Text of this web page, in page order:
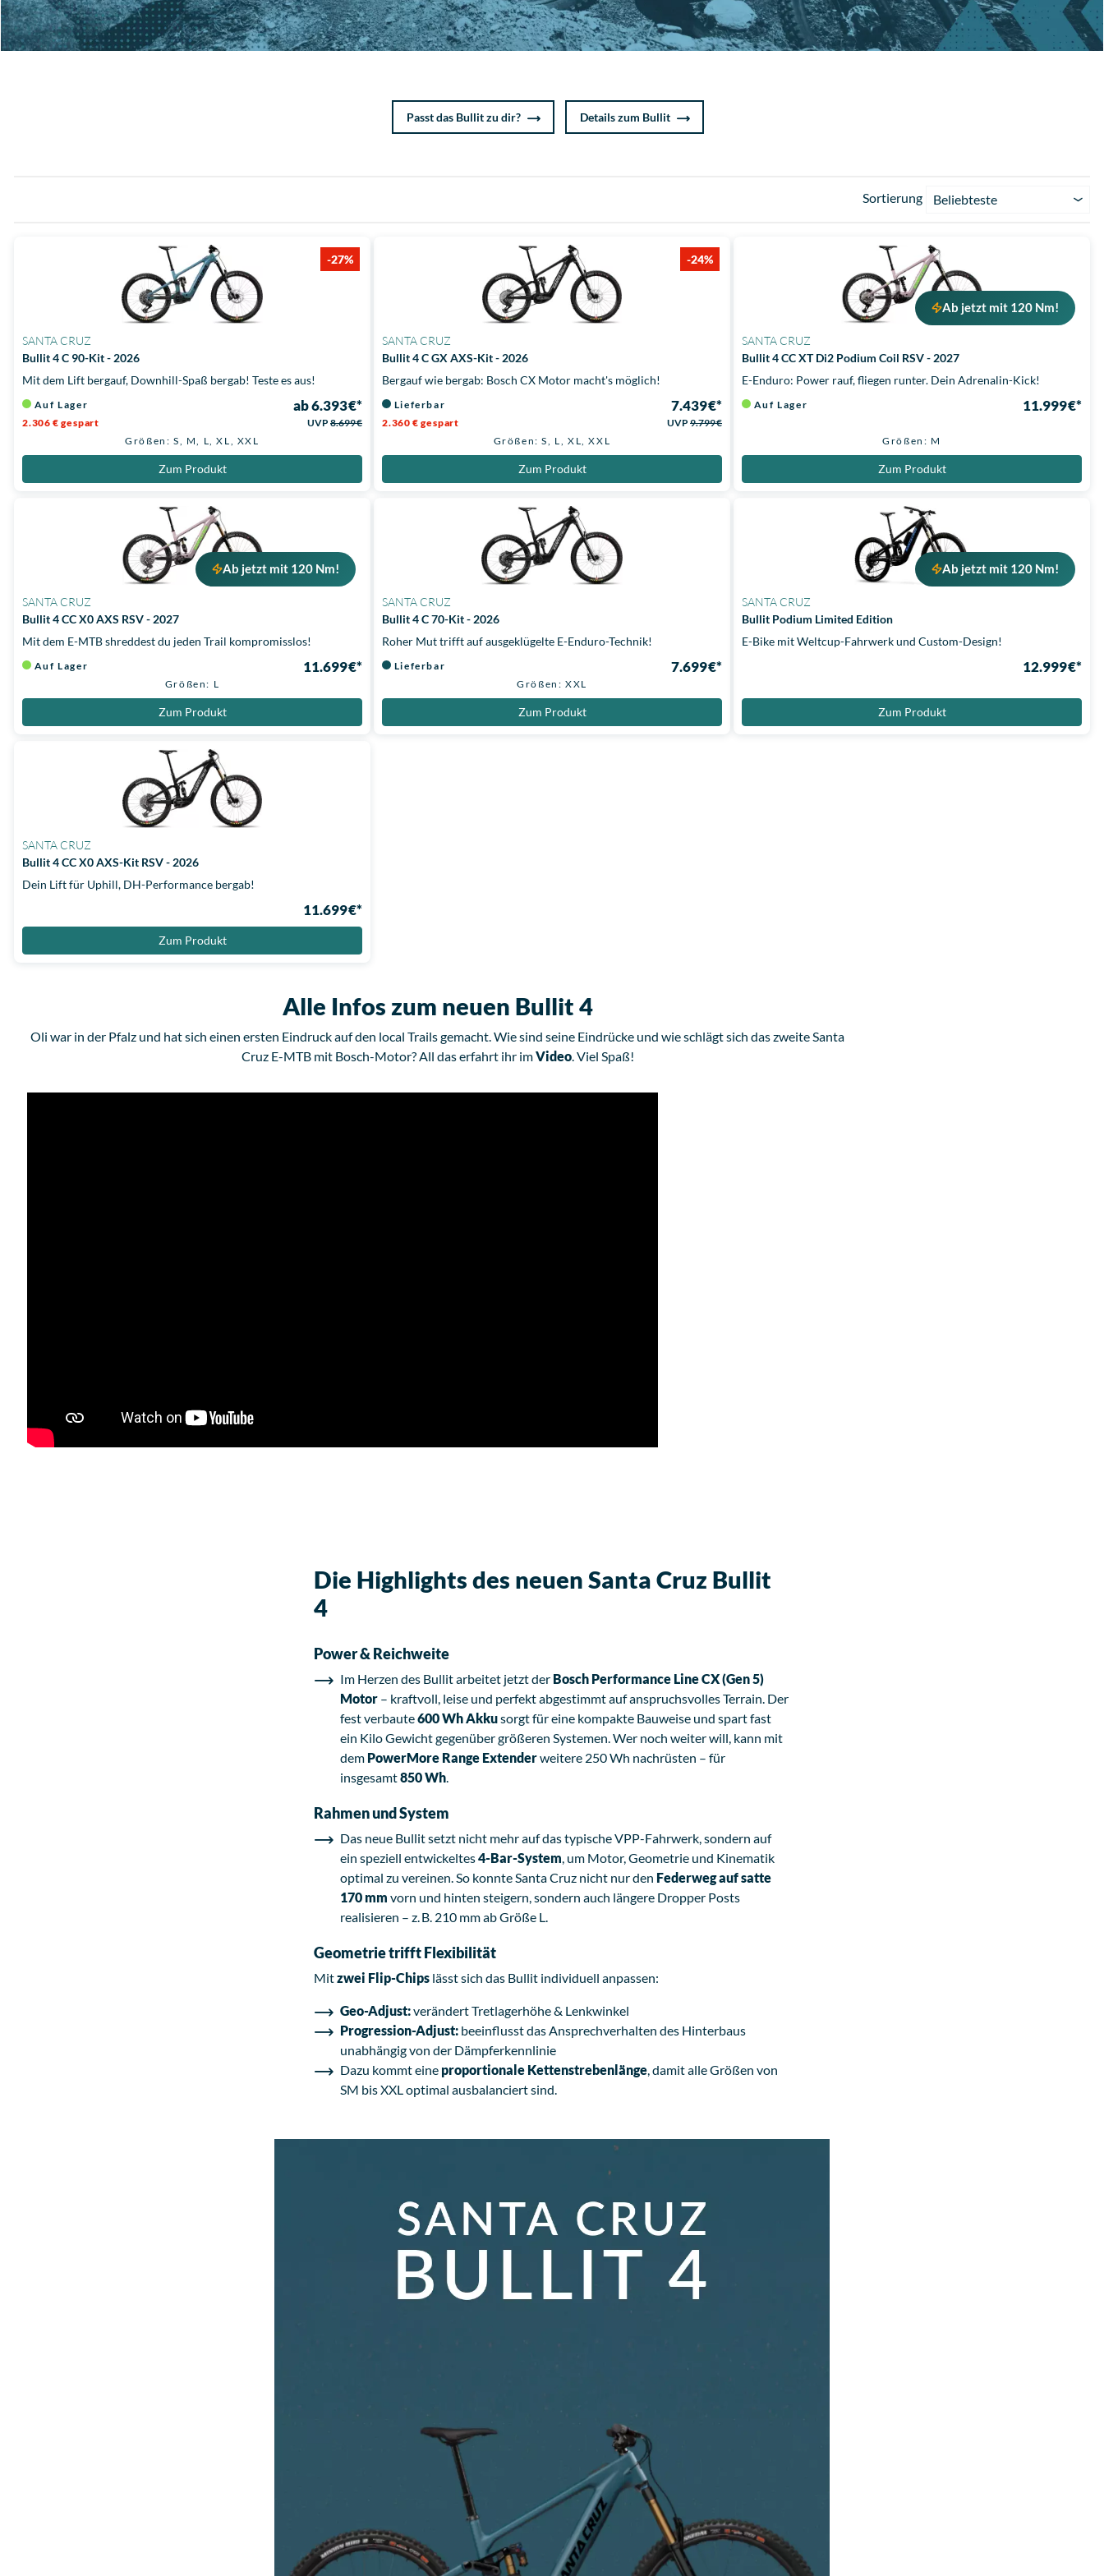
Passt das Bullit zu dir? Details zum Bullit
Sortierung Beliebteste
-27%
SANTA CRUZ
Bullit 4 C 90-Kit - 2026
Mit dem Lift bergauf, Downhill-Spaß bergab! Teste es aus!
Auf Lager ab 6.393 €*
2.306 € gespart UVP 8.699 €
Größen: S, M, L, XL, XXL
Zum Produkt
-24%
SANTA CRUZ
Bullit 4 C GX AXS-Kit - 2026
Bergauf wie bergab: Bosch CX Motor macht's möglich!
Lieferbar 7.439 €*
2.360 € gespart UVP 9.799 €
Größen: S, L, XL, XXL
Zum Produkt
Ab jetzt mit 120 Nm!
SANTA CRUZ
Bullit 4 CC XT Di2 Podium Coil RSV - 2027
E-Enduro: Power rauf, fliegen runter. Dein Adrenalin-Kick!
Auf Lager 11.999 €*
Größen: M
Zum Produkt
Ab jetzt mit 120 Nm!
SANTA CRUZ
Bullit 4 CC X0 AXS RSV - 2027
Mit dem E-MTB shreddest du jeden Trail kompromisslos!
Auf Lager 11.699 €*
Größen: L
Zum Produkt
SANTA CRUZ
Bullit 4 C 70-Kit - 2026
Roher Mut trifft auf ausgeklügelte E-Enduro-Technik!
Lieferbar 7.699 €*
Größen: XXL
Zum Produkt
Ab jetzt mit 120 Nm!
SANTA CRUZ
Bullit Podium Limited Edition
E-Bike mit Weltcup-Fahrwerk und Custom-Design!
12.999 €*
Zum Produkt
SANTA CRUZ
Bullit 4 CC X0 AXS-Kit RSV - 2026
Dein Lift für Uphill, DH-Performance bergab!
11.699 €*
Zum Produkt
Alle Infos zum neuen Bullit 4
Oli war in der Pfalz und hat sich einen ersten Eindruck auf den local Trails gemacht. Wie sind seine Eindrücke und wie schlägt sich das zweite Santa
Cruz E-MTB mit Bosch-Motor? All das erfahrt ihr imVideo. Viel Spaß!
Die Highlights des neuen Santa Cruz Bullit
4
Power & Reichweite
Im Herzen des Bullit arbeitet jetzt der Bosch Performance Line CX (Gen 5)
Motor – kraftvoll, leise und perfekt abgestimmt auf anspruchsvolles Terrain. Der
fest verbaute600 Wh Akkusorgt für eine kompakte Bauweise und spart fast
ein Kilo Gewicht gegenüber größeren Systemen. Wer noch weiter will, kann mit
dem PowerMore Range Extenderweitere 250 Wh nachrüsten – für
insgesamt850 Wh
Rahmen und System
Das neue Bullit setzt nicht mehr auf das typische VPP-Fahrwerk, sondern auf
ein speziell entwickeltes4-Bar-System , um Motor, Geometrie und Kinematik
optimal zu vereinen. So konnte Santa Cruz nicht nur den Federweg auf satte
170 mm vorn und hinten steigern, sondern auch längere Dropper Posts
realisieren – z. B. 210 mm ab Größe L.
Geometrie trifft Flexibilität
Mitzwei Flip-Chips lässt sich das Bullit individuell anpassen:
Geo-Adjust:verändert Tretlagerhöhe & Lenkwinkel
Progression-Adjust: beeinflusst das Ansprechverhalten des Hinterbaus
unabhängig von der Dämpferkennlinie
Dazu kommt eine proportionale Kettenstrebenlänge , damit alle Größen von
SM bis XXL optimal ausbalanciert sind.